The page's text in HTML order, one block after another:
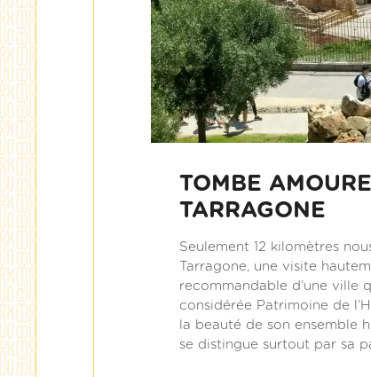
TOMBE
TARRAGONE
Seulement 12 kilomètres
Tarragone, une visite
recommandable d’une ville
considérée Patrimoine de
la beauté de son ensemble
se distingue surtout par sa